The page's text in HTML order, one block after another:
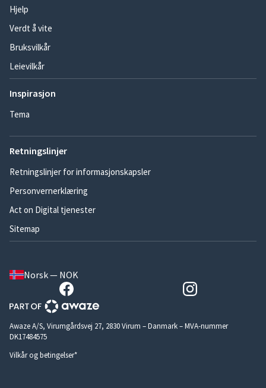
Hjelp
Verdt å vite
Bruksvilkår
Leievilkår
Inspirasjon
Tema
Retningslinjer
Retningslinjer for informasjonskapsler
Personvernerklæring
Act on Digital tjenester
Sitemap
Norsk — NOK
Awaze A/S, Virumgårdsvej 27, 2830 Virum – Danmark – MVA-nummer
DK17484575
Vilkår og betingelser*